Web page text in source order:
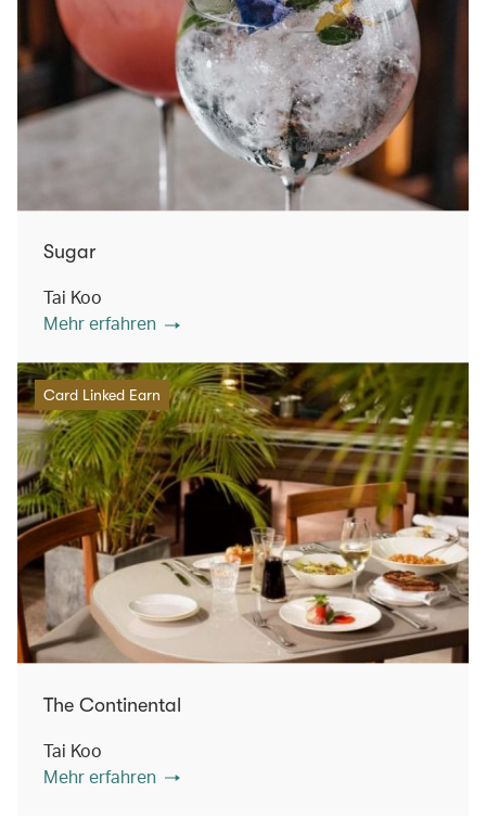
Sugar
Tai Koo
Mehr erfahren
Card Linked Earn
The Continental
Tai Koo
Mehr erfahren